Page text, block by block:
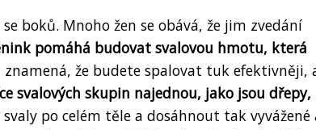
boků. Mnoho žen se obává, že jim zvedání
pomáhá budovat svalovou hmotu, která
znamená, že budete spalovat tuk efektivněji,
svalových skupin najednou, jako jsou dřepy,
po celém těle a dosáhnout tak vyvážené